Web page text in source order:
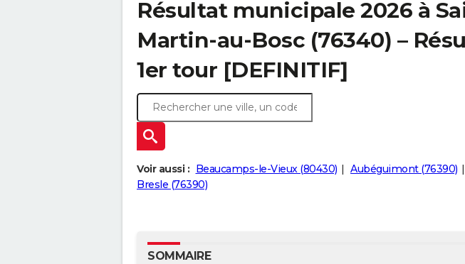
Résultat municipale 2026 à
Martin-au-Bosc (76340) –
1er tour [DEFINITIF]
Voir aussi : Beaucamps-le-Vieux (80430) Aubéguimont (76390)
Bresle (76390)
SOMMAIRE